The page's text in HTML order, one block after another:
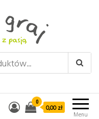
edukacyjne tworzone z
pasją
Menu
0
0,00 zł